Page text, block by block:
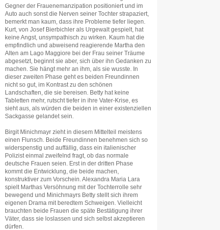
Gegner der Frauenemanzipation positioniert und im
Auto auch sonst die Nerven seiner Tochter strapaziert,
bemerkt man kaum, dass ihre Probleme tiefer liegen.
Kurt, von Josef Bierbichler als Urgewalt gespielt, hat
keine Angst, unsympathisch zu wirken. Kaum hat die
empfindlich und abweisend reagierende Martha den
Alten am Lago Maggiore bei der Frau seiner Träume
abgesetzt, beginnt sie aber, sich über ihn Gedanken zu
machen. Sie hängt mehr an ihm, als sie wusste. In
dieser zweiten Phase geht es beiden Freundinnen
nicht so gut, im Kontrast zu den schönen
Landschaften, die sie bereisen. Betty hat keine
Tabletten mehr, rutscht tiefer in ihre Vater-Krise, es
sieht aus, als würden die beiden in einer existenziellen
Sackgasse gelandet sein.
Birgit Minichmayr zieht in diesem Mittelteil meistens
einen Flunsch. Beide Freundinnen benehmen sich so
widerspenstig und auffällig, dass ein italienischer
Polizist einmal zweifelnd fragt, ob das normale
deutsche Frauen seien. Erst in der dritten Phase
kommt die Entwicklung, die beide machen,
konstruktiver zum Vorschein. Alexandra Maria Lara
spielt Marthas Versöhnung mit der Tochterrolle sehr
bewegend und Minichmayrs Betty stellt sich ihrem
eigenen Drama mit beredtem Schweigen. Vielleicht
brauchten beide Frauen die späte Bestätigung ihrer
Väter, dass sie loslassen und sich selbst akzeptieren
dürfen.